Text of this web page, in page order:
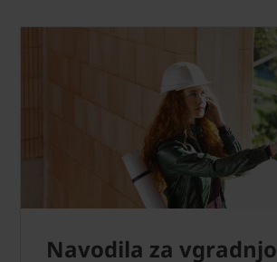
Navodila za vgradnjo